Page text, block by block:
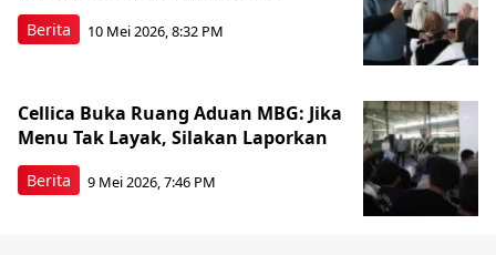
Berita 10 Mei 2026, 8:32 PM
Berita
Cellica Buka Ruang Aduan MBG: Jika
Menu Tak Layak, Silakan Laporkan
9 Mei 2026, 7:46 PM